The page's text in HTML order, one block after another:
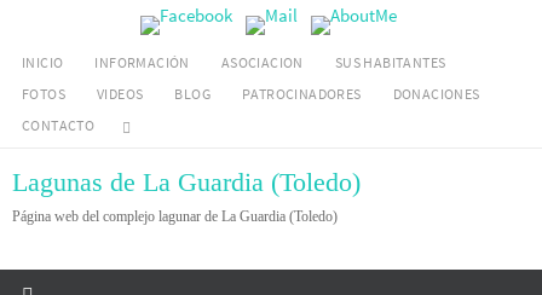
contenido
INICIO INFORMACIÓN ASOCIACION
SUS HABITANTES
FOTOS
VIDEOS BLOG PATROCINADORES
DONACIONES
CONTACTO
Lagunas de La Guardia (Toledo)
Página web del complejo lagunar de La Guardia (Toledo)